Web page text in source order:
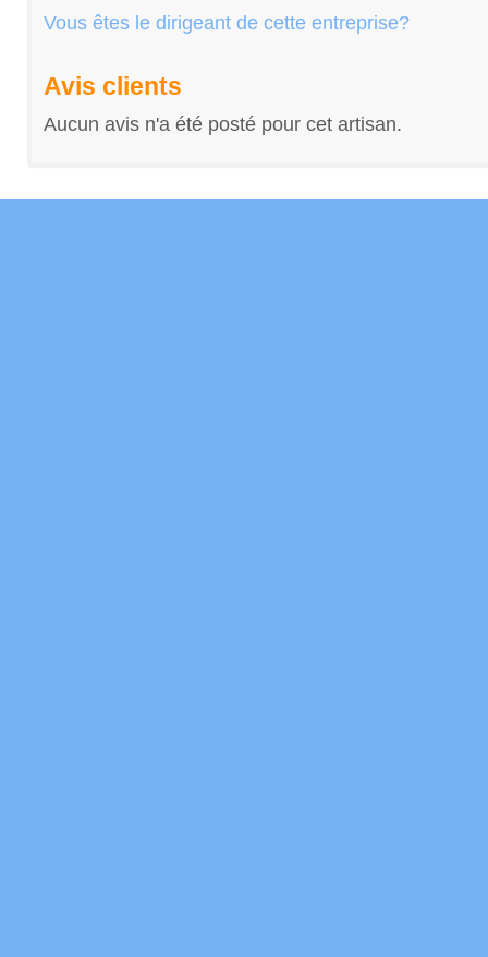
Vous êtes le dirigeant de cette entreprise?
Avis clients
Aucun avis n'a été posté pour cet artisan.